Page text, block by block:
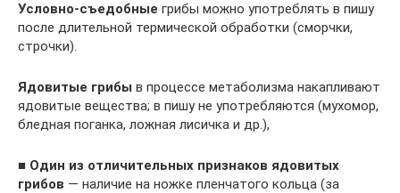
Условно-съедобные грибы можно употреблять в пишу
после длительной термической обработки (сморчки,
строчки).
Ядовитые грибы в процессе метаболизма накапливают
ядовитые вещества; в пишу не употребляются (мухомор,
бледная поганка, ложная лисичка и др.),
■ Один из отличительных признаков ядовитых
грибов — наличие на ножке пленчатого кольца (за